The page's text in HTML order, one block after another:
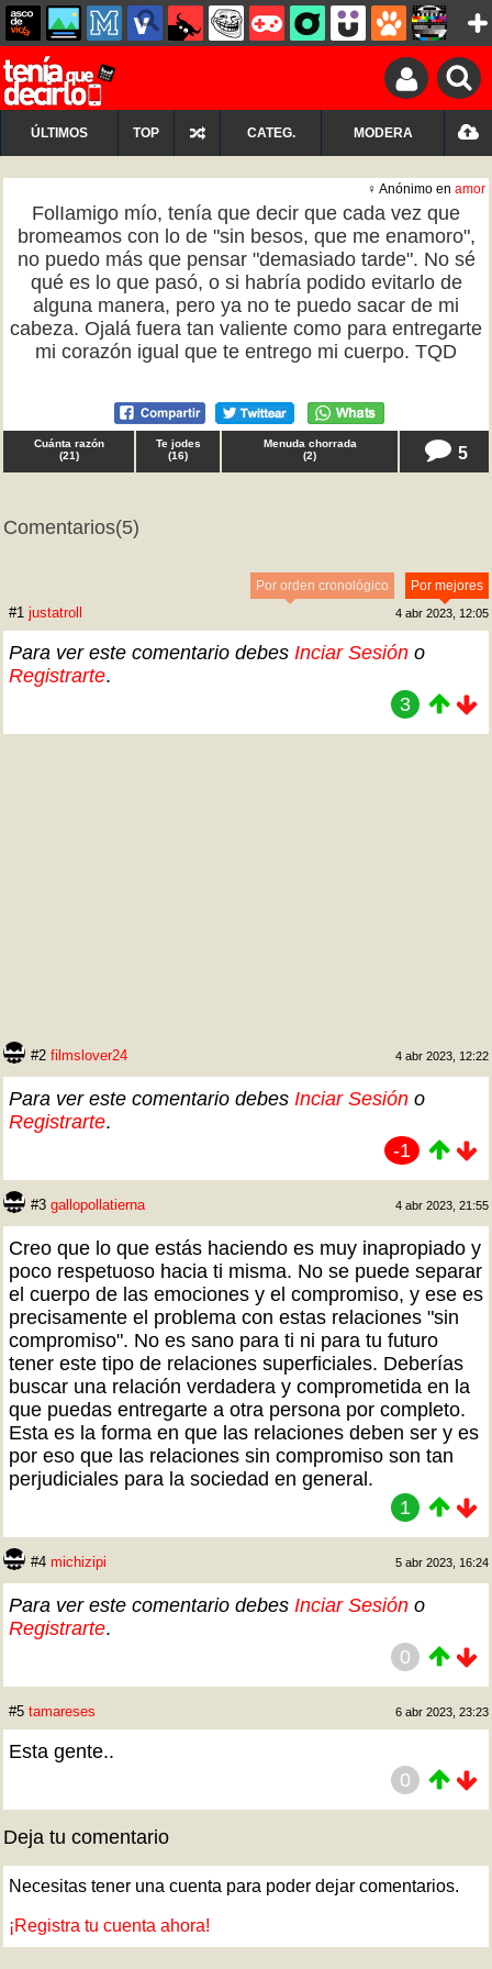
ÚLTIMOS TOP CATEG. MODERA
♀ Anónimo en amor
FolIamigo mío, tenía que decir que cada vez que
bromeamos con lo de "sin besos, que me enamoro",
no puedo más que pensar "demasiado tarde". No sé
qué es lo que pasó, o si habría podido evitarlo de
alguna manera, pero ya no te puedo sacar de mi
cabeza. Ojalá fuera tan valiente como para entregarte
mi corazón igual que te entrego mi cuerpo. TQD
Cuánta razón
(21)
Te jodes
(16)
Menuda chorrada
(2) 5
Comentarios(5)
Por mejores
Por orden cronológico
#1 justatroll 4 abr 2023, 12:05
Para ver este comentario debes Inciar Sesión o
Registrarte.
3
#2 filmslover24 4 abr 2023, 12:22
Para ver este comentario debes Inciar Sesión o
Registrarte.
-1
#3 gallopollatierna 4 abr 2023, 21:55
Creo que lo que estás haciendo es muy inapropiado y
poco respetuoso hacia ti misma. No se puede separar
el cuerpo de las emociones y el compromiso, y ese es
precisamente el problema con estas relaciones "sin
compromiso". No es sano para ti ni para tu futuro
tener este tipo de relaciones superficiales. Deberías
buscar una relación verdadera y comprometida en la
que puedas entregarte a otra persona por completo.
Esta es la forma en que las relaciones deben ser y es
por eso que las relaciones sin compromiso son tan
perjudiciales para la sociedad en general.
1
#4 michizipi 5 abr 2023, 16:24
Para ver este comentario debes Inciar Sesión o
Registrarte.
0
#5 tamareses 6 abr 2023, 23:23
Esta gente..
0
Deja tu comentario
Necesitas tener una cuenta para poder dejar comentarios.
¡Registra tu cuenta ahora!